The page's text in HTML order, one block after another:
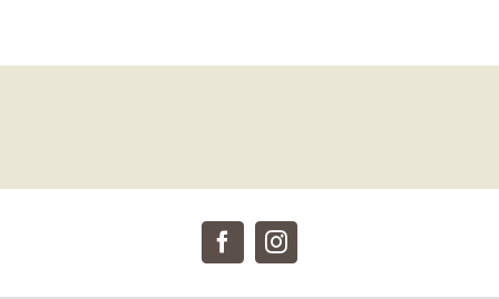
FacebookInstagram